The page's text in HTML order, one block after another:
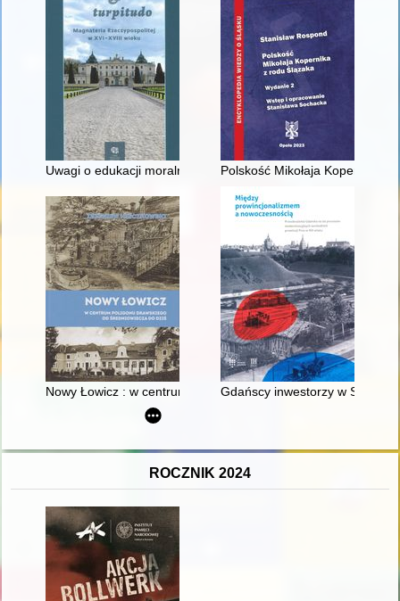
Uwagi o edukacji moralnej synów szlacheckich w XVI-
Polskość Mikołaja Kopernika z
Nowy Łowicz : w centrum poligonu drawskiego od
Gdańscy inwestorzy w
ROCZNIK 2024